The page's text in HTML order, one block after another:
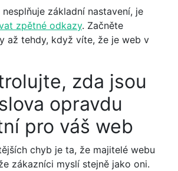
základní nastavení, je
zpětné odkazy. Začněte
až tehdy, když víte, že je web v
zda jsou
opravdu
pro váš web
chyb je ta, že majitelé webu
zákazníci myslí stejně jako oni.